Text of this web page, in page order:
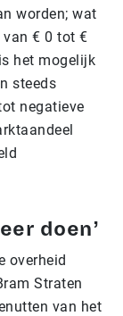
worden; wat
€ 0 tot €
het mogelijk
steeds
negatieve
doen’
overheid
Straten
van het